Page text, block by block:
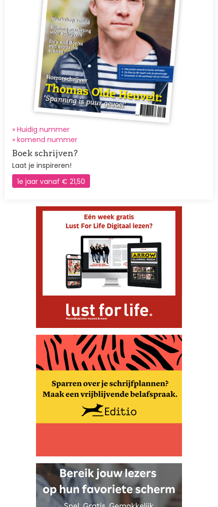
» Huidig nummer
» komend nummer
Boek schrijven?
Laat je inspireren!
1e jaar vanaf € 21,50